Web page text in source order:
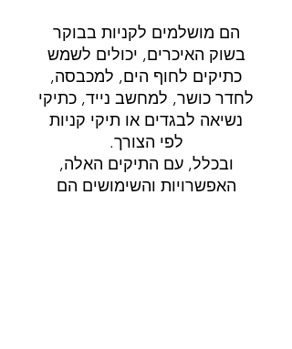
הם מושלמים לקניות בבוקר
בשוק האיכרים, יכולים לשמש
כתיקים לחוף הים, למכבסה,
לחדר כושר, למחשב נייד, כתיקי
נשיאה לבגדים או תיקי קניות
לפי הצורך.
ובכלל, עם התיקים האלה,
האפשרויות והשימושים הם